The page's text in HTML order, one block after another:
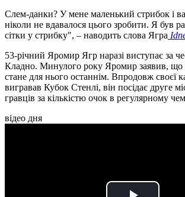
Слем-данки? У мене маленький стрибок і
ніколи не вдавалося цього зробити. Я був
сітки у стрибку", – наводить слова Ягра
53-річний Яромир Ягр наразі виступає за
Кладно. Минулого року Яромир заявив, що
стане для нього останнім. Впродовж своєї
вигравав Кубок Стенлі, він посідає друге
гравців за кількістю очок в регулярному
відео дня